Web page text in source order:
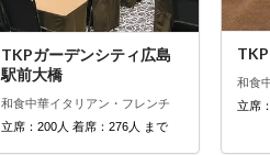
TKPガーデンシティ広島
駅前大橋
和食中華イタリアン・フレンチ
立席：200人 着席：276人 まで
和食
立席